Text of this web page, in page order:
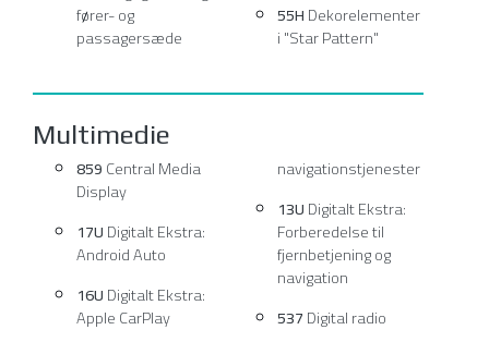
fører- og
passagersæde
55HDekorelementer
i "Star Pattern"
Multimedie
859Central Media
Display
17UDigitalt Ekstra:
Android Auto
16UDigitalt Ekstra:
Apple CarPlay
navigationstjenester
13UDigitalt Ekstra:
Forberedelse til
fjernbetjening og
navigation
537Digital radio